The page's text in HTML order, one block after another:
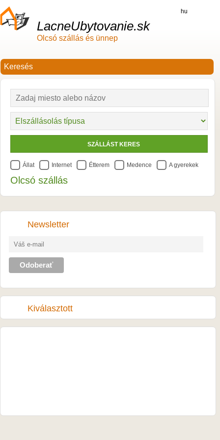
LacneUbytovanie.sk
Olcsó szállás és ünnep
hu
Állat Internet Étterem Medence A gyerekek
Olcsó szállás
Newsletter
Kiválasztott